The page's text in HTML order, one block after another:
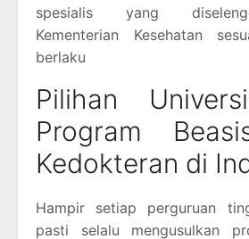
spesialis yang
Kementerian Kesehatan
berlaku
Pilihan
Program
Kedokteran di
Hampir setiap perguruan
pasti selalu mengusulkan